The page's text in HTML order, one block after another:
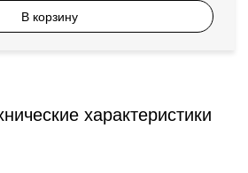
В корзину
характеристики